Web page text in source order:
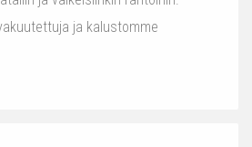
ja kalustomme